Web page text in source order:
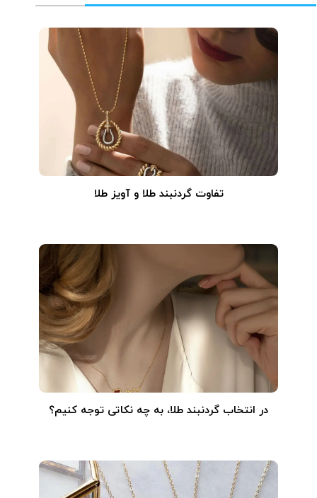
تفاوت گردنبند طلا و آویز طلا
در انتخاب گردنبند طلا‌، به چه نکاتی توجه کنیم؟